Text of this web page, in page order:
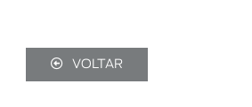
VOLTAR